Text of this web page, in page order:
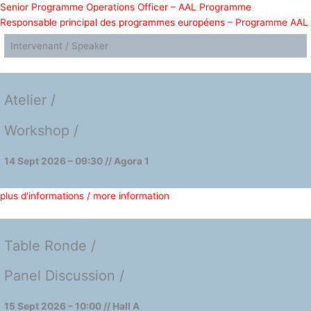
Senior Programme Operations Officer – AAL Programme
Responsable principal des programmes européens – Programme AAL
Intervenant / Speaker
Atelier /
Workshop /
14 Sept 2026 – 09:30 // Agora 1
plus d'informations / more information
Table Ronde /
Panel Discussion /
15 Sept 2026 – 10:00 // Hall A